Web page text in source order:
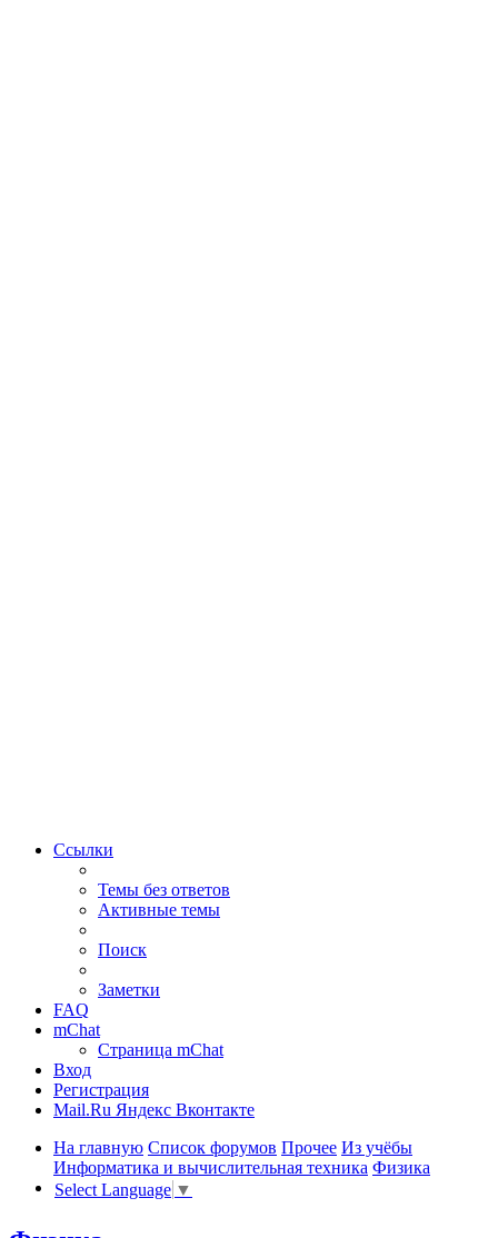
Ссылки
Темы без ответов
Активные темы
Поиск
Заметки
FAQ
mChat
Страница mChat
Вход
Регистрация
Mail.Ru Яндекс Вконтакте
На главную Список форумов Прочее Из учёбы
Информатика и вычислительная техника Физика
Select Language ▼